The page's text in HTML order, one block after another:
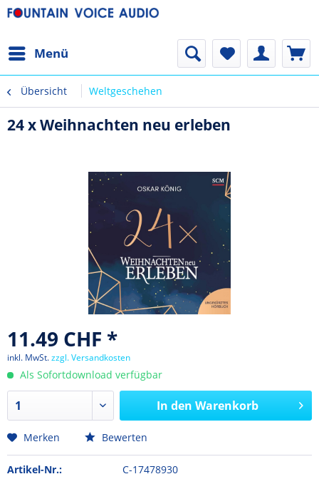
Menü
Übersicht Weltgeschehen
24 x Weihnachten neu erleben
11.49 CHF *
inkl. MwSt.zzgl. Versandkosten
Als Sofortdownload verfügbar
In den Warenkorb
Merken Bewerten
Artikel-Nr.:
C-17478930